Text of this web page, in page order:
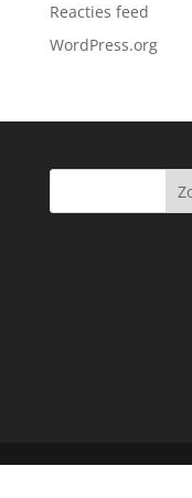
Reacties feed
WordPress.org